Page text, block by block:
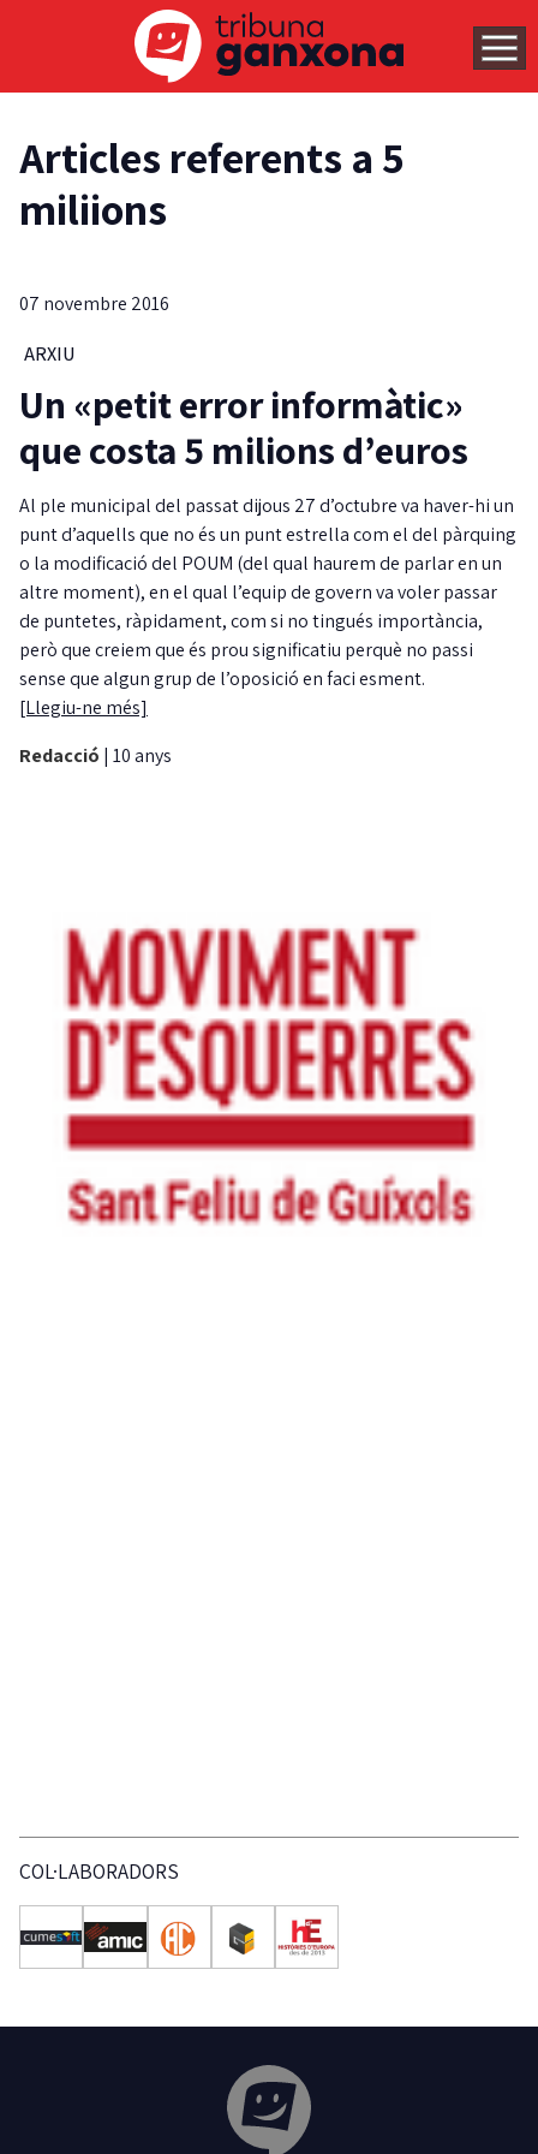
Articles referents a 5
miliions
07 novembre 2016
ARXIU
Un «petit error informàtic»
que costa 5 milions d’euros
Al ple municipal del passat dijous 27 d’octubre va haver-hi un
punt d’aquells que no és un punt estrella com el del pàrquing
o la modificació del POUM (del qual haurem de parlar en un
altre moment), en el qual l’equip de govern va voler passar
de puntetes, ràpidament, com si no tingués importància,
però que creiem que és prou significatiu perquè no passi
sense que algun grup de l’oposició en faci esment.
[Llegiu-ne més]
Redacció | 10 anys
COL·LABORADORS